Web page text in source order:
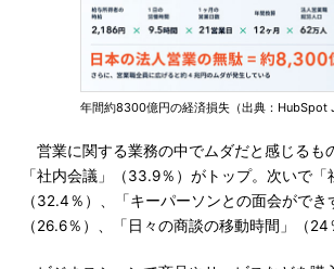
年間約8300億円の経済損失（出典：HubSpot
営業に関する業務の中でムダだと感じるも
「社内会議」（33.9％）がトップ。次いで「
（32.4％）、「キーパーソンとの面会ができ
（26.6％）、「日々の商談の移動時間」（24